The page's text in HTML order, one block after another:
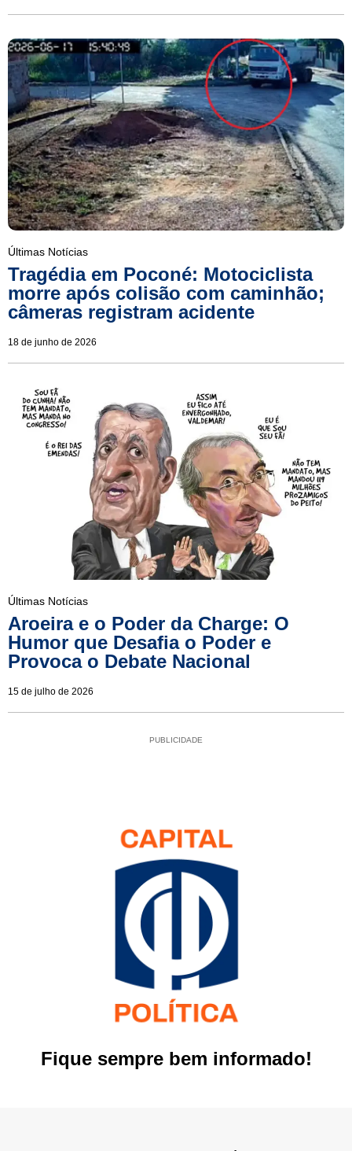
Últimas Notícias
Tragédia em Poconé: Motociclista
morre após colisão com caminhão;
câmeras registram acidente
18 de junho de 2026
Últimas Notícias
Aroeira e o Poder da Charge: O
Humor que Desafia o Poder e
Provoca o Debate Nacional
15 de julho de 2026
PUBLICIDADE
Fique sempre bem informado!